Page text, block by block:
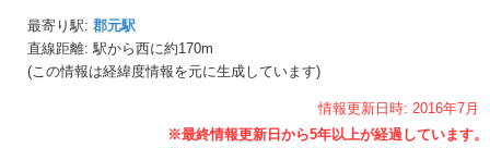
最寄り駅: 郡元駅
直線距離: 駅から西に約170m
(この情報は経緯度情報を元に生成しています)
情報更新日時: 2016年7月